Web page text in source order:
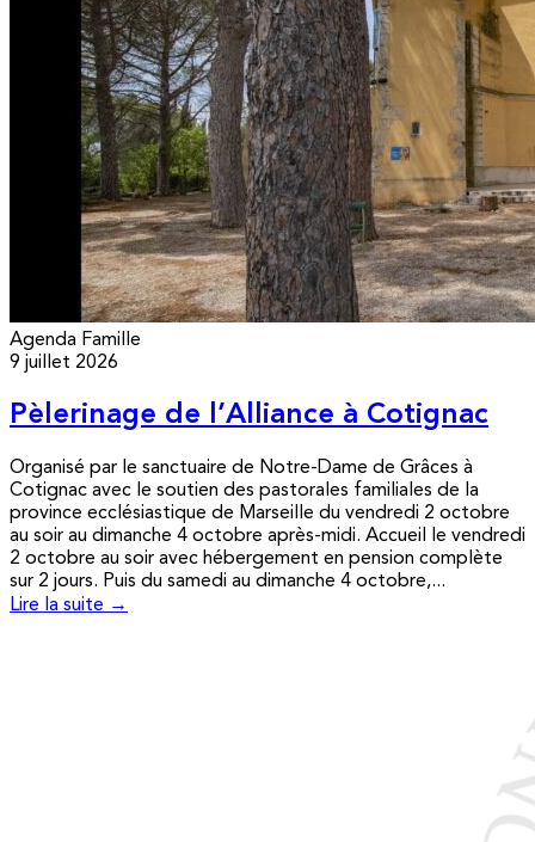
Agenda Famille
9 juillet 2026
Pèlerinage de l’Alliance à Cotignac
Organisé par le sanctuaire de Notre-Dame de Grâces à
Cotignac avec le soutien des pastorales familiales de la
province ecclésiastique de Marseille du vendredi 2 octobre
au soir au dimanche 4 octobre après-midi. Accueil le vendredi
2 octobre au soir avec hébergement en pension complète
sur 2 jours. Puis du samedi au dimanche 4 octobre,...
Lire la suite →